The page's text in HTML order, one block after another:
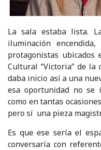
La sala estaba lista.
iluminación
protagonistas
Cultural “Victoria” de la
daba inicio así a una
esa oportunidad no
como en tantas
pero sí una pieza
Es que ese sería el
conversaría con